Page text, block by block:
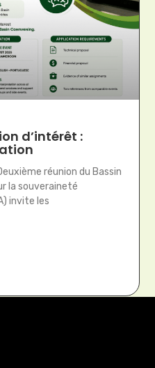
d’intérêt :
réunion du Bassin
la souveraineté
invite les